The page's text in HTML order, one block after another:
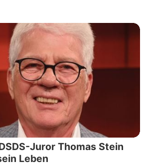
Juror Thomas Stein
Leben